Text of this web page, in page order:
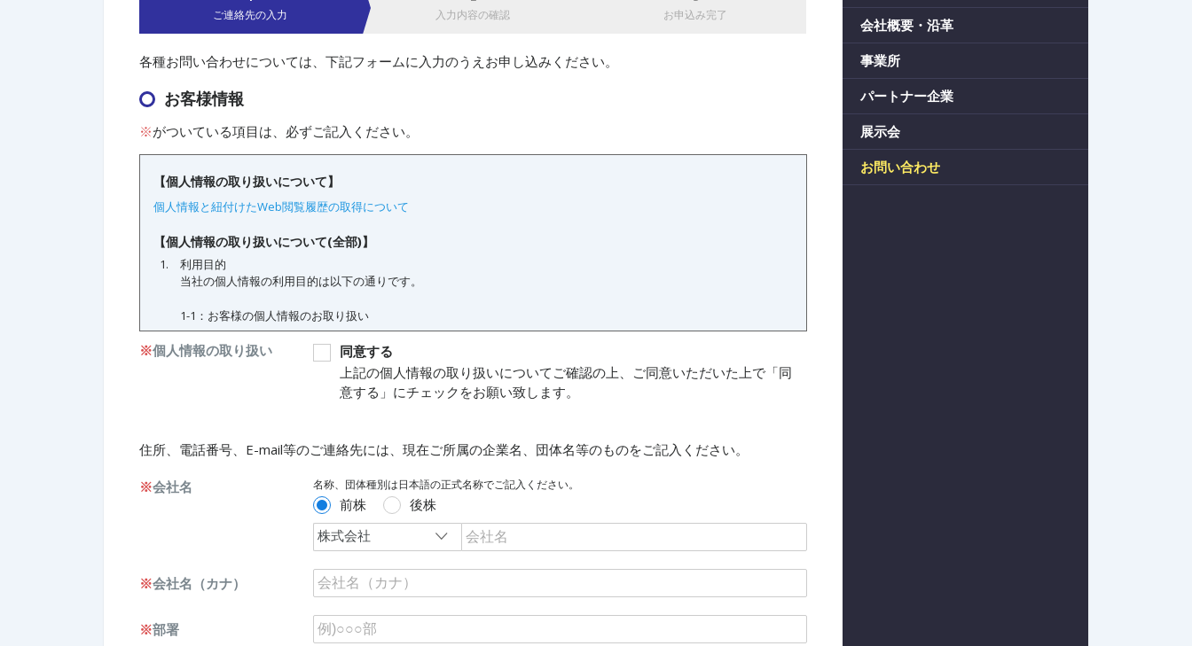
ご連絡先の入力 入力内容の確認 お申込み完了
各種お問い合わせについては、下記フォームに入力のうえお申し込みください。
お客様情報
※がついている項目は、必ずご記入ください。
※個人情報の取り扱い
同意する
上記の個人情報の取り扱いについてご確認の上、ご同意いただいた上で「同
意する」にチェックをお願い致します。
住所、電話番号、E-mail等のご連絡先には、現在ご所属の企業名、団体名等のものをご記入ください。
※会社名 名称、団体種別は日本語の正式名称でご記入ください。
前株 後株
※会社名（カナ）
※部署
会社概要・沿革
事業所
パートナー企業
展示会
お問い合わせ